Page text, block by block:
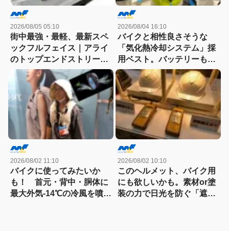
2026/08/05 05:10
街中最強・最軽、最新スペ
ックフルフェイス｜アライ
のトップエンドストリート
モデル「X-SNC」登場
2026/08/04 16:10
バイクと相性良さそうな
「気化熱冷却システム」採
用ベスト。バッテリーも保
冷剤も不要、水と走行風の
みで“優しく”冷やす！
2026/08/02 11:10
バイクに使ってみたいか
も！ 首元・背中・胴体に
最大外気-14℃の冷風を噴
2026/08/02 10:10
このヘルメット、バイク用
にも欲しいかも。素材or塗
装の力で日光を防ぐ「遮熱